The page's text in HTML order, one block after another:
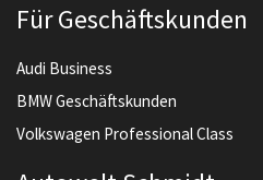
Für Geschäftskunden
Audi Business
BMW Geschäftskunden
Volkswagen Professional Class